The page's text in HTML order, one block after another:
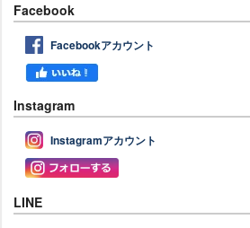
Facebook
Facebookアカウント
Instagram
Instagramアカウント
LINE